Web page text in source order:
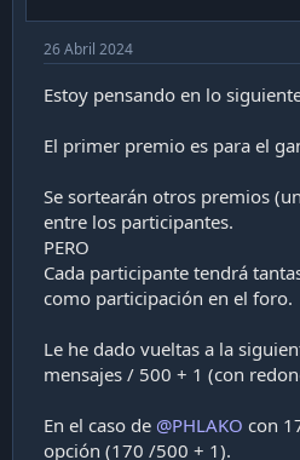
26 Abril 2024
Estoy pensando en lo
El primer premio es para el
Se sortearán otros premios
entre los participantes.
PERO
Cada participante tendrá
como participación en el foro.
Le he dado vueltas a la
mensajes / 500 + 1 (con
En el caso de @PHLAKO con
opción (170 /500 + 1).